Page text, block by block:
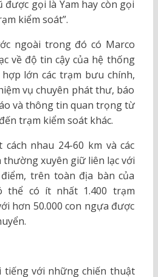
được gọi là Yam hay còn gọi
kiểm soát”.
ngoài trong đó có Marco
về độ tin cậy của hệ thống
lớn các trạm bưu chính,
vụ chuyên phát thư, báo
và thông tin quan trọng từ
trạm kiểm soát khác.
nhau 24-60 km và các
xuyên giữ liên lạc với
trên toàn địa bàn của
thể có ít nhất 1.400 trạm
hơn 50.000 con ngựa được
tiếng với những chiến thuật